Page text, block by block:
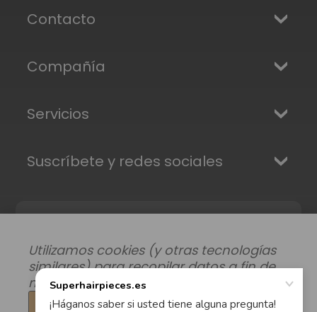
Contacto
Compañía
Servicios
Suscríbete y redes sociales
Utilizamos cookies (y otras tecnologías
similares) para recopilar datos a fin de
mejorar su experiencia de compra.
Configuración